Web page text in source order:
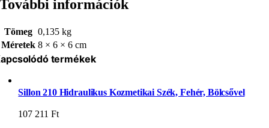
További információk
Tömeg 0,135 kg
Méretek 8 × 6 × 6 cm
termékek
Sillon 210 Hidraulikus Kozmetikai Szék, Fehér, Bölcsővel
107 211Ft